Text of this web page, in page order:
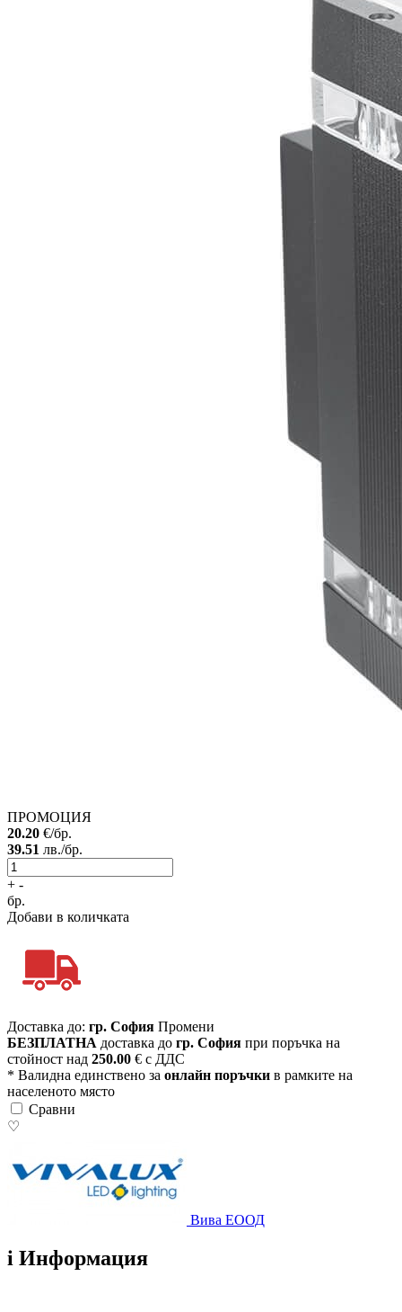
ПРОМОЦИЯ
20.20 €/бр.
39.51 лв./бр.
+ -
бр.
Добави в количката
Доставка до: гр. София Промени
БЕЗПЛАТНА доставка до гр. София при поръчка на
стойност над 250.00 € с ДДС
* Валидна единствено за онлайн поръчки в рамките на
населеното място
Сравни
♡
Вива ЕООД
i Информация